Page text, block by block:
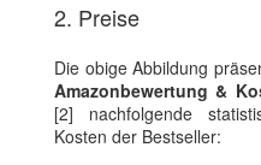
2. Preise
Die obige Abbildung
Amazonbewertung &
[2] nachfolgende
Kosten der Bestseller: